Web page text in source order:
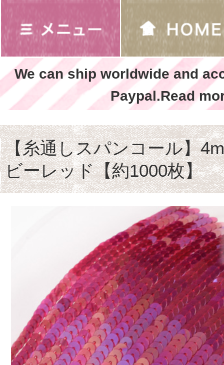
We can ship worldwide and
Paypal.Read
【糸通しスパンコール】
ビーレッド【約1000枚】